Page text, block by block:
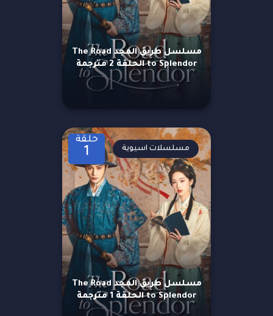
مسلسل طريق المجد The Road
to Splendor الحلقة 2 مترجمة
حلقة
1
مسلسل طريق المجد The Road
to Splendor الحلقة 1 مترجمة
مسلسلات اسيوية